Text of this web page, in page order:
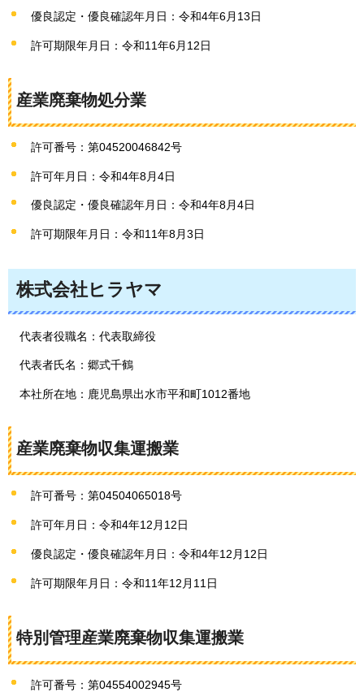
優良認定・優良確認年月日：令和4年6月13日
許可期限年月日：令和11年6月12日
産業廃棄物処分業
許可番号：第04520046842号
許可年月日：令和4年8月4日
優良認定・優良確認年月日：令和4年8月4日
許可期限年月日：令和11年8月3日
株式会社ヒラヤマ
代表者役職名：代表取締役
代表者氏名：郷式千鶴
本社所在地：鹿児島県出水市平和町1012番地
産業廃棄物収集運搬業
許可番号：第04504065018号
許可年月日：令和4年12月12日
優良認定・優良確認年月日：令和4年12月12日
許可期限年月日：令和11年12月11日
特別管理産業廃棄物収集運搬業
許可番号：第04554002945号